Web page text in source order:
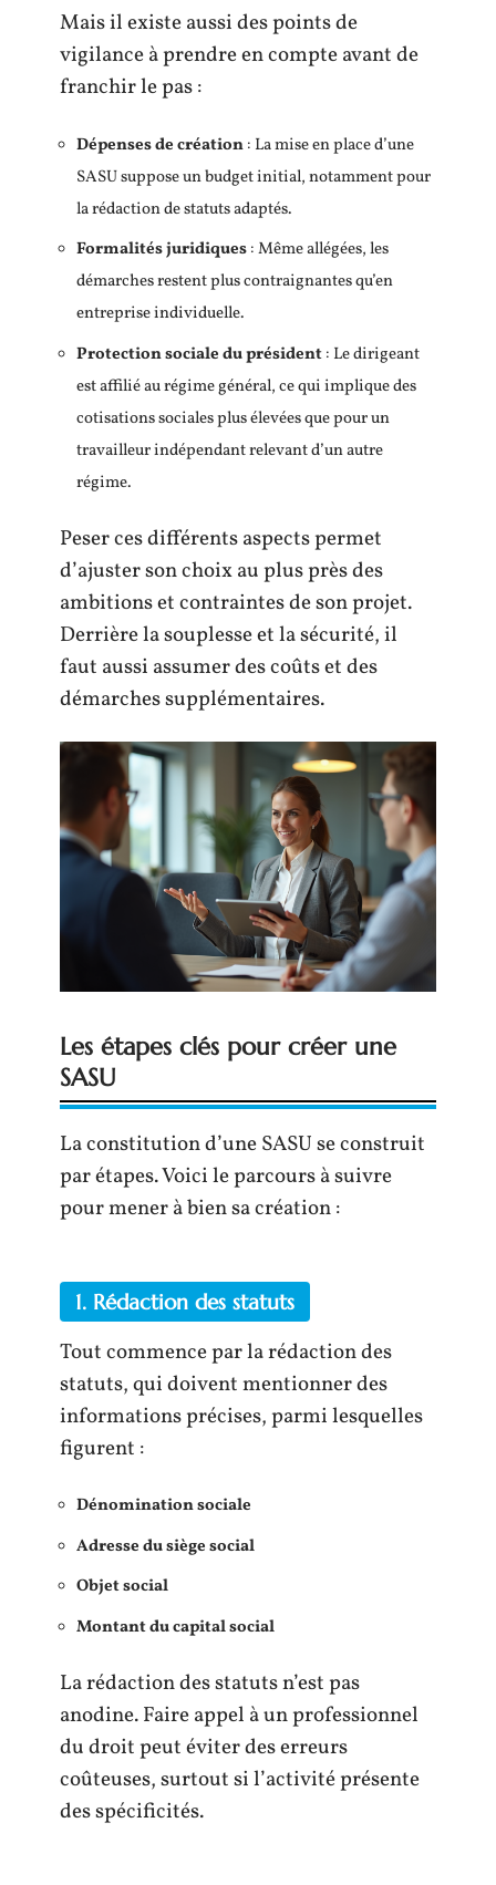
Mais il existe aussi des points de
vigilance à prendre en compte avant de
franchir le pas :
Dépenses de création: La mise en place d’une
SASU suppose un budget initial, notamment pour
la rédaction de statuts adaptés.
Formalités juridiques: Même allégées, les
démarches restent plus contraignantes qu’en
entreprise individuelle.
Protection sociale du président: Le dirigeant
est affilié au régime général, ce qui implique des
cotisations sociales plus élevées que pour un
travailleur indépendant relevant d’un autre
régime.
Peser ces différents aspects permet
d’ajuster son choix au plus près des
ambitions et contraintes de son projet.
Derrière la souplesse et la sécurité, il
faut aussi assumer des coûts et des
démarches supplémentaires.
Les étapes clés pour créer une
SASU
La constitution d’une SASU se construit
par étapes. Voici le parcours à suivre
pour mener à bien sa création :
1. Rédaction des statuts
Tout commence par la rédaction des
statuts, qui doivent mentionner des
informations précises, parmi lesquelles
figurent :
Dénomination sociale
Adresse du siège social
Objet social
Montant du capital social
La rédaction des statuts n’est pas
anodine. Faire appel à un professionnel
du droit peut éviter des erreurs
coûteuses, surtout si l’activité présente
des spécificités.